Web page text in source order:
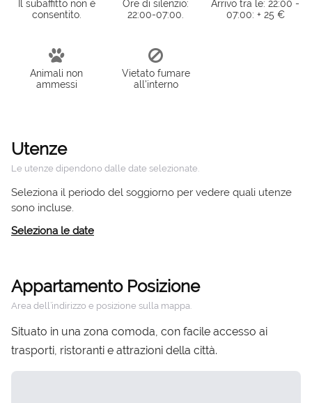
Il subaffitto non è
consentito.
Ore di silenzio:
22:00-07:00.
Arrivo tra le: 22:00 -
07:00: + 25 €
Animali non
ammessi
Vietato fumare
all'interno
Utenze
Le utenze dipendono dalle date selezionate.
Seleziona il periodo del soggiorno per vedere quali utenze
sono incluse.
Seleziona le date
Appartamento Posizione
Area dell’indirizzo e posizione sulla mappa.
Situato in una zona comoda, con facile accesso ai
trasporti, ristoranti e attrazioni della città.